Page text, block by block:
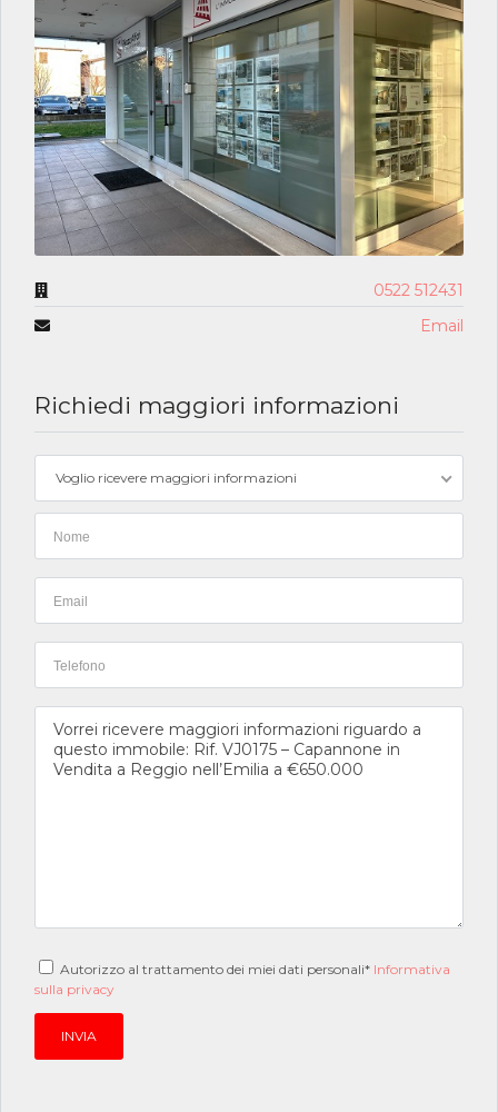
0522 512431
Email
Richiedi maggiori informazioni
Voglio ricevere maggiori informazioni
Autorizzo al trattamento dei miei dati personali* Informativa
sulla privacy